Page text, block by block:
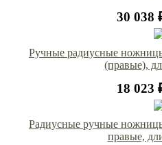
30 038
Ручные радиусные
(правые),
18 023
Радиусные ручные
правые,